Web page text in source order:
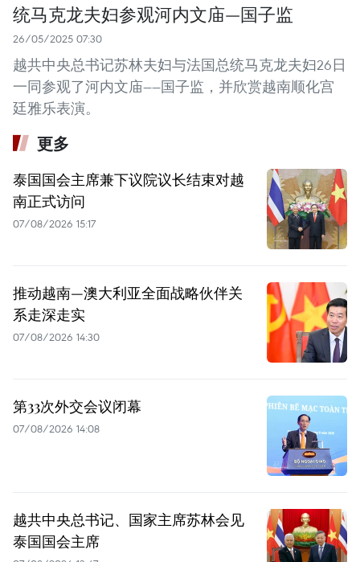
统马克龙夫妇参观河内文庙—国子监
26/05/2025 07:30
越共中央总书记苏林夫妇与法国总统马克龙夫妇26日
一同参观了河内文庙——国子监，并欣赏越南顺化宫
廷雅乐表演。
更多
泰国国会主席兼下议院议长结束对越
南正式访问
07/08/2026 15:17
推动越南—澳大利亚全面战略伙伴关
系走深走实
07/08/2026 14:30
第33次外交会议闭幕
07/08/2026 14:08
越共中央总书记、国家主席苏林会见
泰国国会主席